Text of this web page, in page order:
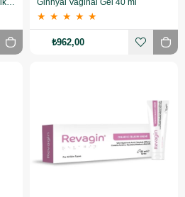
Predictor Express Erken Gebelik Testi Ginhyal Vaginal Gel 40 ml
★ ★ ★ ★ ★
₺962,00